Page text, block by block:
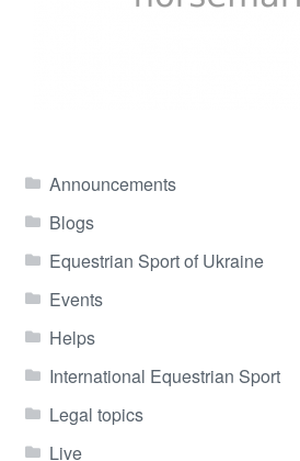
Announcements
Blogs
Equestrian Sport of Ukraine
Events
Helps
International Equestrian Sport
Legal topics
Live